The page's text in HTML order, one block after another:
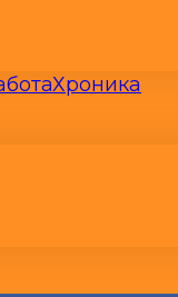
Хроника